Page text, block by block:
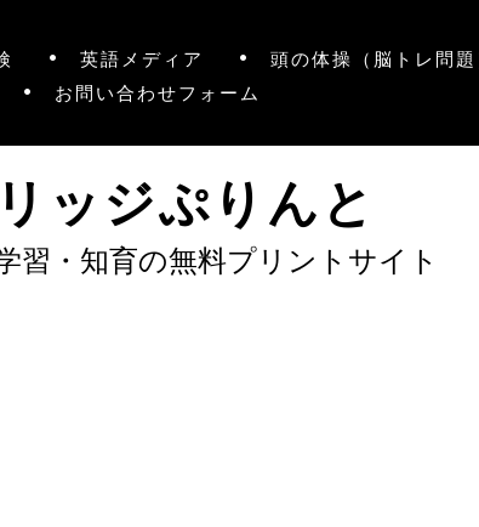
英語メディア 頭の体操（脳トレ問題
お問い合わせフォーム
ッジぷりんと
習・知育の無料プリントサイト